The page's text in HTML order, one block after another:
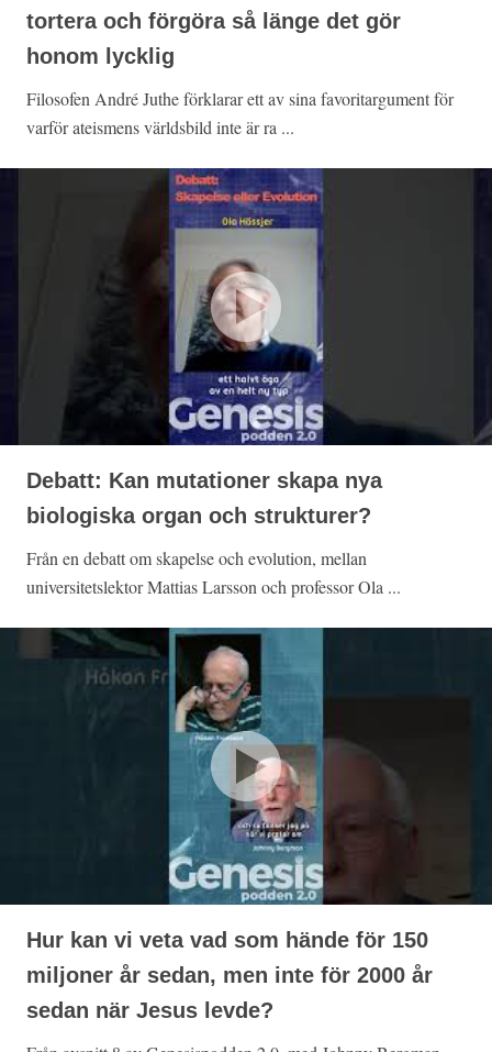
tortera och förgöra så länge det gör
honom lycklig
Filosofen André Juthe förklarar ett av sina favoritargument för
varför ateismens världsbild inte är ra ...
Debatt: Kan mutationer skapa nya
biologiska organ och strukturer?
Från en debatt om skapelse och evolution, mellan
universitetslektor Mattias Larsson och professor Ola ...
Hur kan vi veta vad som hände för 150
miljoner år sedan, men inte för 2000 år
sedan när Jesus levde?